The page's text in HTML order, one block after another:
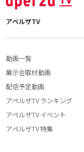
アペルザTV
動画一覧
展示会取材動画
配信予定動画
アペルザTV ランキング
アペルザTV イベント
アペルザTV 特集